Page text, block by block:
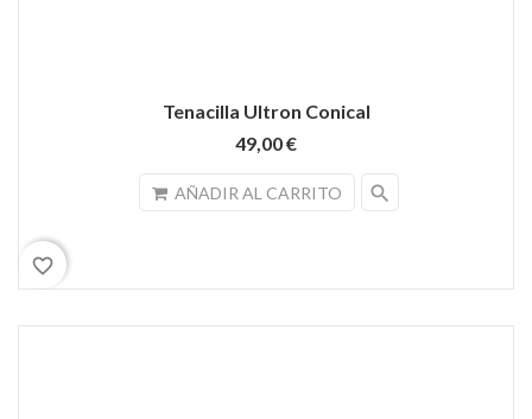
Tenacilla Ultron Conical
49,00 €
AÑADIR AL CARRITO search
favorite_border